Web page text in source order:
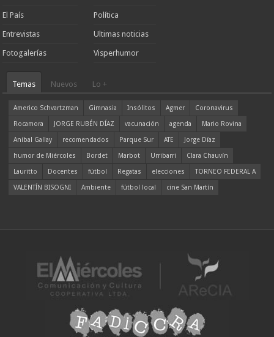
El País
Entrevistas
Fotogalerías
Política
Ultimas noticias
Visperhumor
Temas Nuevos Lo +
Americo Schvartzman Gimnasia Insólitos Agmer
Coronavirus
Rocamora
JORGE RUBÉN DÍAZ vacunación agenda
Mario Rovina
Aníbal Gallay
recomendados Parque Sur ATE
Jorge Díaz
humor de Miércoles
Bordet Marbot Urribarri
Clara Chauvín
Lauritto
Docentes fútbol Regatas elecciones
TORNEO FEDERAL A
VALENTÍN BISOGNI
Ambiente fútbol local cine San Martín